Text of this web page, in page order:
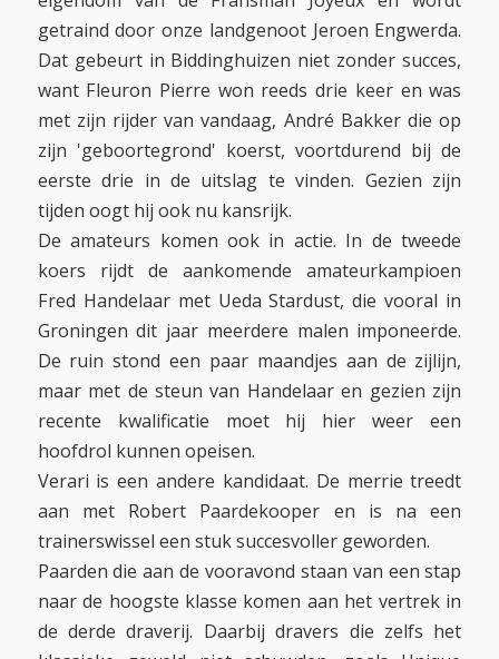
getraind door onze landgenoot Jeroen Engwerda.
Dat gebeurt in Biddinghuizen niet zonder succes,
want Fleuron Pierre won reeds drie keer en was
met zijn rijder van vandaag, André Bakker die op
zijn 'geboortegrond' koerst, voortdurend bij de
eerste drie in de uitslag te vinden. Gezien zijn
tijden oogt hij ook nu kansrijk.
De amateurs komen ook in actie. In de tweede
koers rijdt de aankomende amateurkampioen
Fred Handelaar met Ueda Stardust, die vooral in
Groningen dit jaar meerdere malen imponeerde.
De ruin stond een paar maandjes aan de zijlijn,
maar met de steun van Handelaar en gezien zijn
recente kwalificatie moet hij hier weer een
hoofdrol kunnen opeisen.
Verari is een andere kandidaat. De merrie treedt
aan met Robert Paardekooper en is na een
trainerswissel een stuk succesvoller geworden.
Paarden die aan de vooravond staan van een stap
naar de hoogste klasse komen aan het vertrek in
de derde draverij. Daarbij dravers die zelfs het